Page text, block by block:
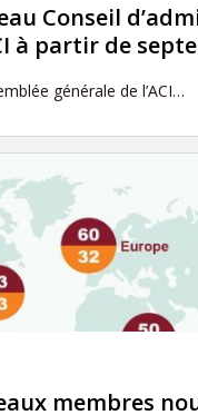
Conseil
à partir de
générale de l’ACI…
membres